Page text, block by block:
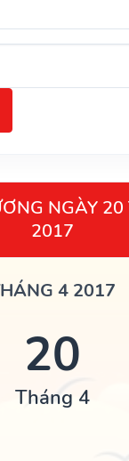
NGÀY
2017
4 2017
20
Tháng 4